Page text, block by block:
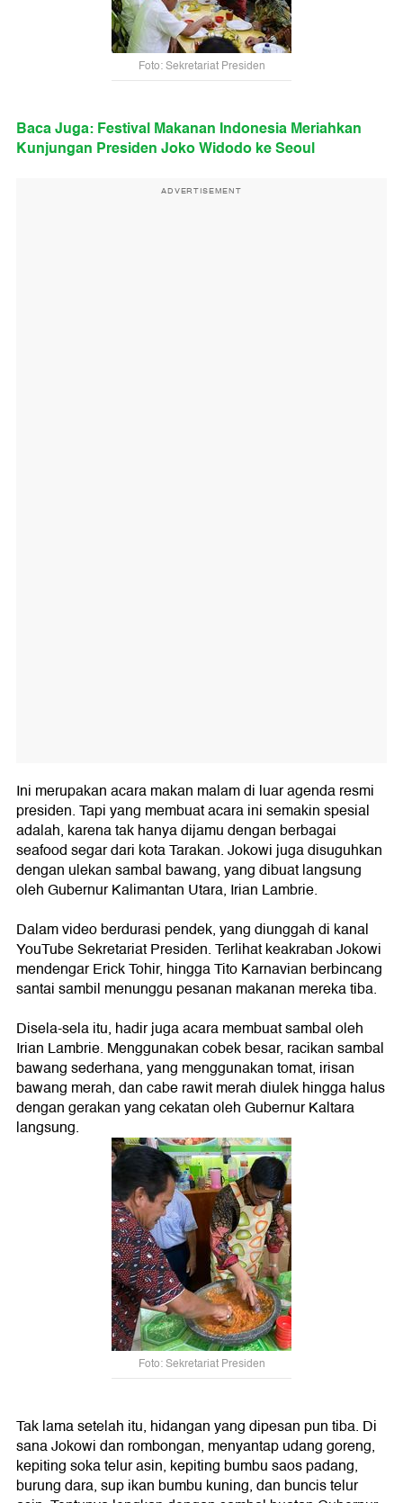
Foto: Sekretariat Presiden
Baca Juga: Festival Makanan Indonesia Meriahkan
Kunjungan Presiden Joko Widodo ke Seoul
ADVERTISEMENT
Ini merupakan acara makan malam di luar agenda resmi
presiden. Tapi yang membuat acara ini semakin spesial
adalah, karena tak hanya dijamu dengan berbagai
seafood segar dari kota Tarakan. Jokowi juga disuguhkan
dengan ulekan sambal bawang, yang dibuat langsung
oleh Gubernur Kalimantan Utara, Irian Lambrie.
Dalam video berdurasi pendek, yang diunggah di kanal
YouTube Sekretariat Presiden. Terlihat keakraban Jokowi
mendengar Erick Tohir, hingga Tito Karnavian berbincang
santai sambil menunggu pesanan makanan mereka tiba.
Disela-sela itu, hadir juga acara membuat sambal oleh
Irian Lambrie. Menggunakan cobek besar, racikan sambal
bawang sederhana, yang menggunakan tomat, irisan
bawang merah, dan cabe rawit merah diulek hingga halus
dengan gerakan yang cekatan oleh Gubernur Kaltara
langsung.
Foto: Sekretariat Presiden
Tak lama setelah itu, hidangan yang dipesan pun tiba. Di
sana Jokowi dan rombongan, menyantap udang goreng,
kepiting soka telur asin, kepiting bumbu saos padang,
burung dara, sup ikan bumbu kuning, dan buncis telur